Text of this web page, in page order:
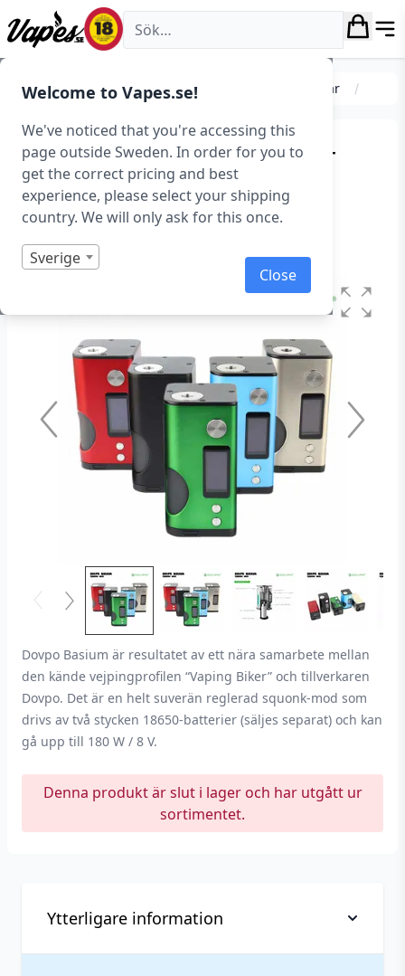
Welcome to Vapes.se!
We've noticed that you're accessing this
page outside Sweden. In order for you to
get the correct pricing and best
experience, please select your shipping
country. We will only ask for this once.
Sverige
Close
Vapes.se
Moddar Avancerade moddar Squonkmoddar
Dovpo Basium Squonker
(180 W, 6 ml)
Art.nr: 37269
Slut i lager
Dovpo Basium är resultatet av ett nära samarbete mellan
den kände vejpingprofilen “Vaping Biker” och tillverkaren
Dovpo. Det är en helt suverän reglerad squonk-mod som
drivs av två stycken 18650-batterier (säljes separat) och kan
gå upp till 180 W / 8 V.
Denna produkt är slut i lager och har utgått ur
sortimentet.
Ytterligare information